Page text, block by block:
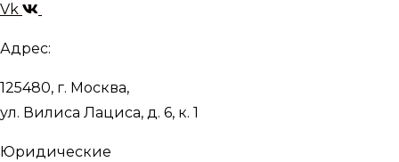
Vk
Адрес:
125480, г. Москва,
ул. Вилиса Лациса, д. 6, к. 1
Юридические